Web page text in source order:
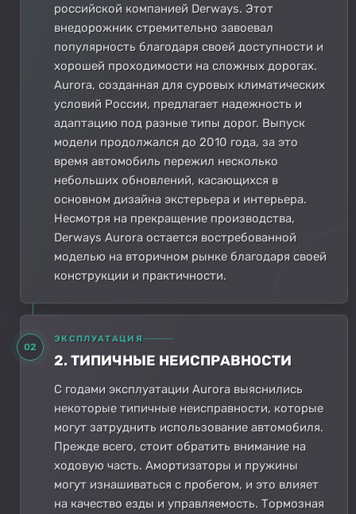
российской компанией Derways. Этот
внедорожник стремительно завоевал
популярность благодаря своей доступности и
хорошей проходимости на сложных дорогах.
Aurora, созданная для суровых климатических
условий России, предлагает надежность и
адаптацию под разные типы дорог. Выпуск
модели продолжался до 2010 года, за это
время автомобиль пережил несколько
небольших обновлений, касающихся в
основном дизайна экстерьера и интерьера.
Несмотря на прекращение производства,
Derways Aurora остается востребованной
моделью на вторичном рынке благодаря своей
конструкции и практичности.
02
ЭКСПЛУАТАЦИЯ
2. ТИПИЧНЫЕ НЕИСПРАВНОСТИ
С годами эксплуатации Aurora выяснились
некоторые типичные неисправности, которые
могут затруднить использование автомобиля.
Прежде всего, стоит обратить внимание на
ходовую часть. Амортизаторы и пружины
могут изнашиваться с пробегом, и это влияет
на качество езды и управляемость. Тормозная